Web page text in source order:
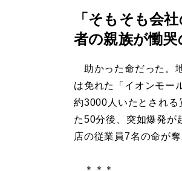
「そもそも会
者の親族が慟
助かった命だった。
は免れた「イオンモー
約3000人いたとされる
た50分後、突如爆発が
店の従業員7名の命が奪